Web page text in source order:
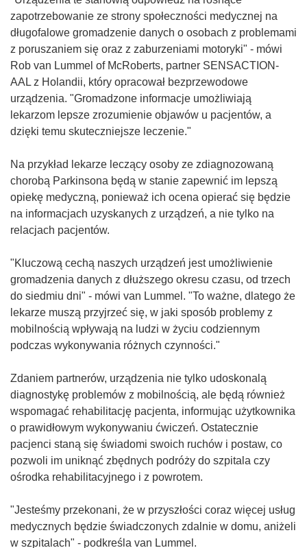
zapotrzebowanie ze strony społeczności medycznej na
długofalowe gromadzenie danych o osobach z problemami
z poruszaniem się oraz z zaburzeniami motoryki" - mówi
Rob van Lummel of McRoberts, partner SENSACTION-
AAL z Holandii, który opracował bezprzewodowe
urządzenia. "Gromadzone informacje umożliwiają
lekarzom lepsze zrozumienie objawów u pacjentów, a
dzięki temu skuteczniejsze leczenie."
Na przykład lekarze leczący osoby ze zdiagnozowaną
chorobą Parkinsona będą w stanie zapewnić im lepszą
opiekę medyczną, ponieważ ich ocena opierać się będzie
na informacjach uzyskanych z urządzeń, a nie tylko na
relacjach pacjentów.
"Kluczową cechą naszych urządzeń jest umożliwienie
gromadzenia danych z dłuższego okresu czasu, od trzech
do siedmiu dni" - mówi van Lummel. "To ważne, dlatego że
lekarze muszą przyjrzeć się, w jaki sposób problemy z
mobilnością wpływają na ludzi w życiu codziennym
podczas wykonywania różnych czynności."
Zdaniem partnerów, urządzenia nie tylko udoskonalą
diagnostykę problemów z mobilnością, ale będą również
wspomagać rehabilitację pacjenta, informując użytkownika
o prawidłowym wykonywaniu ćwiczeń. Ostatecznie
pacjenci staną się świadomi swoich ruchów i postaw, co
pozwoli im uniknąć zbędnych podróży do szpitala czy
ośrodka rehabilitacyjnego i z powrotem.
"Jesteśmy przekonani, że w przyszłości coraz więcej usług
medycznych będzie świadczonych zdalnie w domu, aniżeli
w szpitalach" - podkreśla van Lummel.